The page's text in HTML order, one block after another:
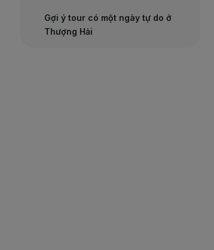
Gợi ý tour có một ngày tự do ở
Thượng Hải